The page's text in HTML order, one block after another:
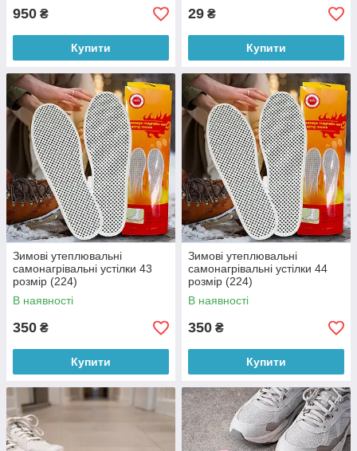
950 ₴
Купити
29 ₴
Купити
Зимові утеплювальні
самонагрівальні устілки 43
розмір (224)
В наявності
350 ₴
Купити
Зимові утеплювальні
самонагрівальні устілки 44
розмір (224)
В наявності
350 ₴
Купити